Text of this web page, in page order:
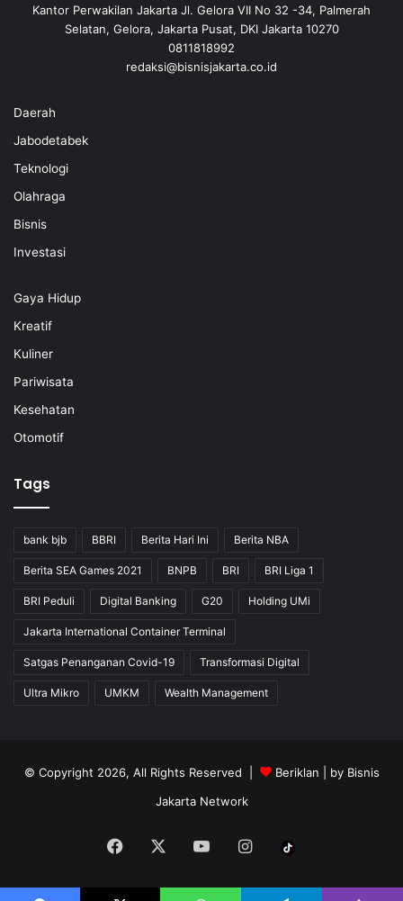
Kantor Perwakilan Jakarta Jl. Gelora VII No 32 -34, Palmerah
Selatan, Gelora, Jakarta Pusat, DKI Jakarta 10270
0811818992
redaksi@bisnisjakarta.co.id
Daerah
Jabodetabek
Teknologi
Olahraga
Bisnis
Investasi
Gaya Hidup
Kreatif
Kuliner
Pariwisata
Kesehatan
Otomotif
Tags
bank bjb BBRI Berita Hari Ini Berita NBA
Berita SEA Games 2021 BNPB BRI BRI Liga 1
BRI Peduli Digital Banking G20 Holding UMi
Jakarta International Container Terminal
Satgas Penanganan Covid-19 Transformasi Digital
Ultra Mikro UMKM Wealth Management
© Copyright 2026, All Rights Reserved | Beriklan | by Bisnis
Jakarta Network
Facebook YouTubeInstagram